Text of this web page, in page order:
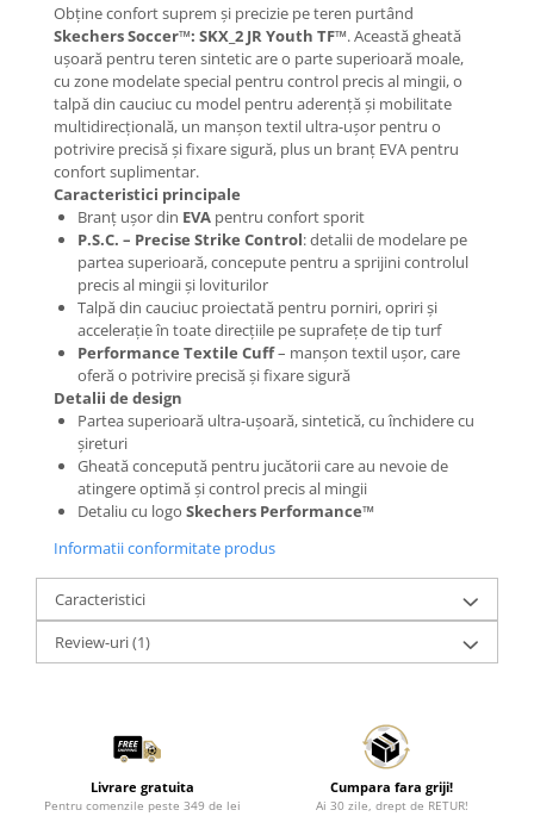
Obține confort suprem și precizie pe teren purtând
Skechers Soccer™: SKX_2 JR Youth TF™. Această gheată
ușoară pentru teren sintetic are o parte superioară moale,
cu zone modelate special pentru control precis al mingii, o
talpă din cauciuc cu model pentru aderență și mobilitate
multidirecțională, un manșon textil ultra-ușor pentru o
potrivire precisă și fixare sigură, plus un branț EVA pentru
confort suplimentar.
Caracteristici principale
Branț ușor din EVA pentru confort sporit
P.S.C. – Precise Strike Control: detalii de modelare pe
partea superioară, concepute pentru a sprijini controlul
precis al mingii și loviturilor
Talpă din cauciuc proiectată pentru porniri, opriri și
accelerație în toate direcțiile pe suprafețe de tip turf
Performance Textile Cuff– manșon textil ușor, care
oferă o potrivire precisă și fixare sigură
Detalii de design
Partea superioară ultra-ușoară, sintetică, cu închidere cu
șireturi
Gheată concepută pentru jucătorii care au nevoie de
atingere optimă și control precis al mingii
Detaliu cu logo Skechers Performance™
Informatii conformitate produs
Caracteristici
Review-uri(1)
Livrare gratuita
Pentru comenzile peste 349 de lei
Cumpara fara griji!
Ai 30 zile, drept de RETUR!